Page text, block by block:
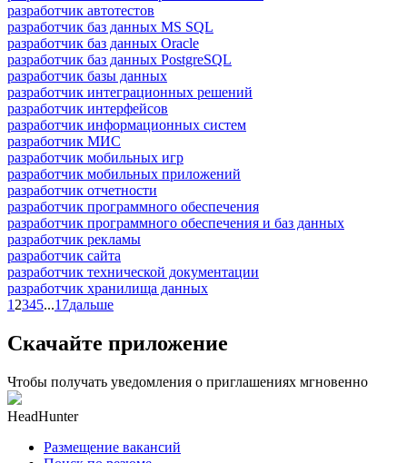
разработчик автотестов
разработчик баз данных MS SQL
разработчик баз данных Oracle
разработчик баз данных PostgreSQL
разработчик базы данных
разработчик интеграционных решений
разработчик интерфейсов
разработчик информационных систем
разработчик МИС
разработчик мобильных игр
разработчик мобильных приложений
разработчик отчетности
разработчик программного обеспечения
разработчик программного обеспечения и баз данных
разработчик рекламы
разработчик сайта
разработчик технической документации
разработчик хранилища данных
1 2345...17дальше
Скачайте приложение
Чтобы получать уведомления о приглашениях мгновенно
HeadHunter
Размещение вакансий